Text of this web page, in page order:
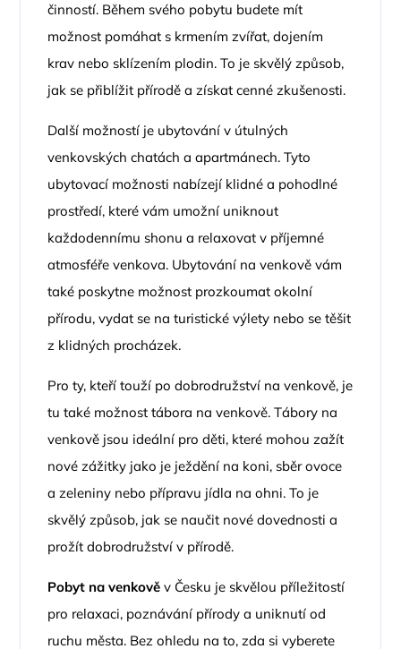
činností. Během svého pobytu budete mít
možnost pomáhat s krmením zvířat, dojením
krav nebo sklízením plodin. To je skvělý způsob,
jak se přiblížit přírodě a získat cenné zkušenosti.
Další možností je ubytování v útulných
venkovských chatách a apartmánech. Tyto
ubytovací možnosti nabízejí klidné a pohodlné
prostředí, které vám umožní uniknout
každodennímu shonu a relaxovat v příjemné
atmosféře venkova. Ubytování na venkově vám
také poskytne možnost prozkoumat okolní
přírodu, vydat se na turistické výlety nebo se těšit
z klidných procházek.
Pro ty, kteří touží po dobrodružství na venkově, je
tu také možnost tábora na venkově. Tábory na
venkově jsou ideální pro děti, které mohou zažít
nové zážitky jako je ježdění na koni, sběr ovoce
a zeleniny nebo přípravu jídla na ohni. To je
skvělý způsob, jak se naučit nové dovednosti a
prožít dobrodružství v přírodě.
Pobyt na venkově v Česku je skvělou příležitostí
pro relaxaci, poznávání přírody a uniknutí od
ruchu města. Bez ohledu na to, zda si vyberete